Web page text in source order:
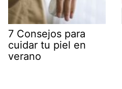
7 Consejos para
cuidar tu piel en
verano